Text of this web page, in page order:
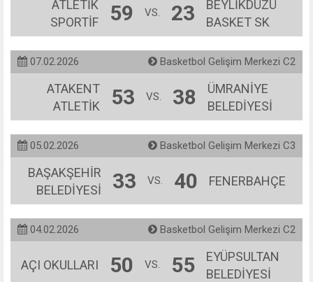
ATLETİK
SPORTİF
59 VS. 23
BEYLİKDÜZÜ
BASKET SK
07.02.2026 Basketbol Gelişim Merkezi C2
ATAKENT
ATLETİK
53 VS. 38
ÜMRANİYE
BELEDİYESİ
05.02.2026 Basketbol Gelişim Merkezi C3
BAŞAKŞEHİR
BELEDİYESİ
33 VS. 40 FENERBAHÇE
04.02.2026 Basketbol Gelişim Merkezi C2
AÇI OKULLARI 50 VS. 55
EYÜPSULTAN
BELEDİYESİ